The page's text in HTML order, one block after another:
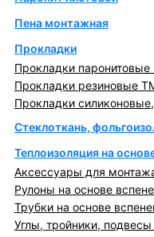
Пена монтажная
Прокладки
Прокладки
Прокладки резиновые
Прокладки
Стеклоткань,
Теплоизоляция на
Аксессуары для
Рулоны на основе
Трубки на основе
Углы, тройники,